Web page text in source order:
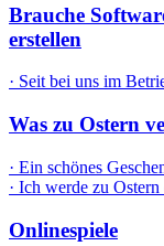
Brauche
erstellen
· Seit bei uns im
Was zu Ostern
· Ein schönes
· Ich werde zu Ostern
Onlinespiele